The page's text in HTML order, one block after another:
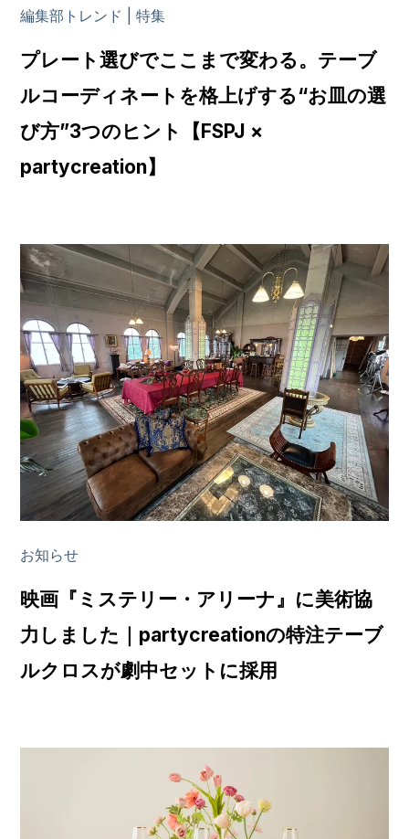
編集部トレンド | 特集
プレート選びでここまで変わる。テーブ
ルコーディネートを格上げする“お皿の選
び方”3つのヒント【FSPJ ×
partycreation】
お知らせ
映画『ミステリー・アリーナ』に美術協
力しました｜partycreationの特注テーブ
ルクロスが劇中セットに採用